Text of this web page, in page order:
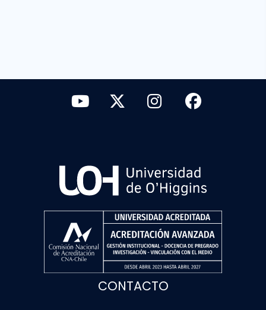
CONTACTO